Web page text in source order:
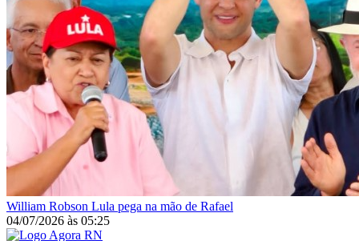
William Robson Lula pega na mão de Rafael
04/07/2026 às 05:25